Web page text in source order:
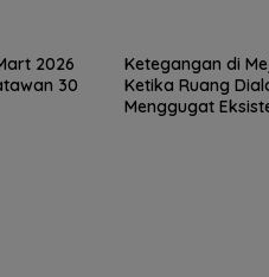
2026
30
Ketegangan di
Ketika Ruang
Menggugat